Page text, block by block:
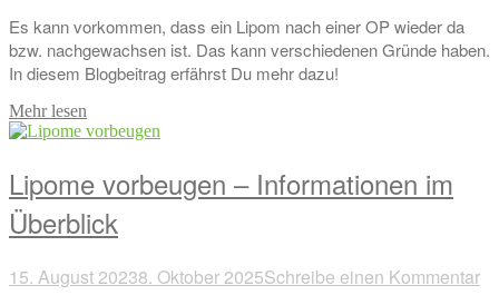
Es kann vorkommen, dass ein Lipom nach einer OP wieder da
bzw. nachgewachsen ist. Das kann verschiedenen Gründe haben.
In diesem Blogbeitrag erfährst Du mehr dazu!
Mehr lesen
Lipome vorbeugen – Informationen im
Überblick
15. August 20238. Oktober 2025Schreibe einen Kommentar